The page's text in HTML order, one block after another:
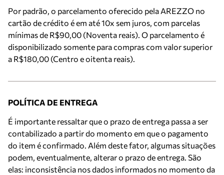
Por padrão, o parcelamento oferecido pela AREZZO no
cartão de crédito é em até 10x sem juros, com parcelas
mínimas de R$90,00 (Noventa reais). O parcelamento é
disponibilizado somente para compras com valor superior
a R$180,00 (Centro e oitenta reais).
POLÍTICA DE ENTREGA
É importante ressaltar que o prazo de entrega passa a ser
contabilizado a partir do momento em que o pagamento
do item é confirmado. Além deste fator, algumas situações
podem, eventualmente, alterar o prazo de entrega. São
elas: inconsistência nos dados informados no momento da